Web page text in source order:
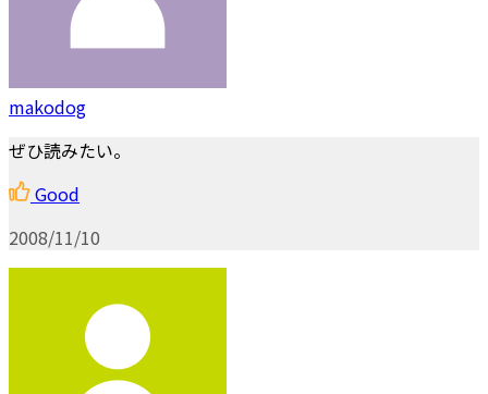
makodog
ぜひ読みたい。
Good
2008/11/10